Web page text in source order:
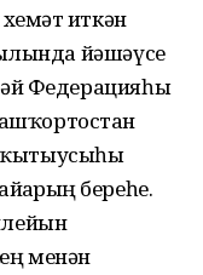
иткән
йәшәүсе
Федерацияһы
береһе.
менән